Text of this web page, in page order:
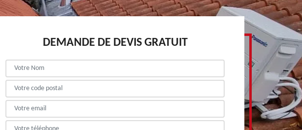
DEMANDE DE DEVIS GRATUIT